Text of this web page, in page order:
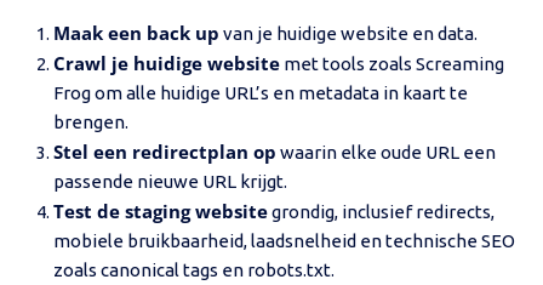
Maak een back up van je huidige website en data.
Crawl je huidige website met tools zoals Screaming
Frog om alle huidige URL’s en metadata in kaart te
brengen.
Stel een redirectplan op waarin elke oude URL een
passende nieuwe URL krijgt.
Test de staging websitegrondig, inclusief redirects,
mobiele bruikbaarheid, laadsnelheid en technische SEO
zoals canonical tags en robots.txt.